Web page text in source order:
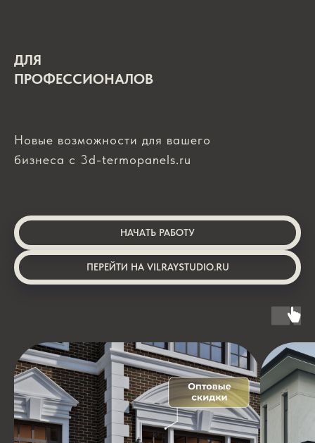
ДЛЯ
ПРОФЕССИОНАЛОВ
Новые возможности для вашего
бизнеса с 3d-termopanels.ru
НАЧАТЬ РАБОТУ
ПЕРЕЙТИ НА VILRAYSTUDIO.RU